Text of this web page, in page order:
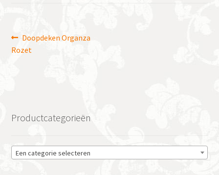
Bericht
navigatie
Vorig
bericht:
Doopdeken Organza
Rozet
Productcategorieën
Een categorie selecteren